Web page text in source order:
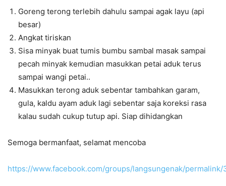
Goreng terong terlebih dahulu sampai agak layu (api
besar)
Angkat tiriskan
Sisa minyak buat tumis bumbu sambal masak sampai
pecah minyak kemudian masukkan petai aduk terus
sampai wangi petai..
Masukkan terong aduk sebentar tambahkan garam,
gula, kaldu ayam aduk lagi sebentar saja koreksi rasa
kalau sudah cukup tutup api. Siap dihidangkan
Semoga bermanfaat, selamat mencoba
https://www.facebook.com/groups/langsungenak/